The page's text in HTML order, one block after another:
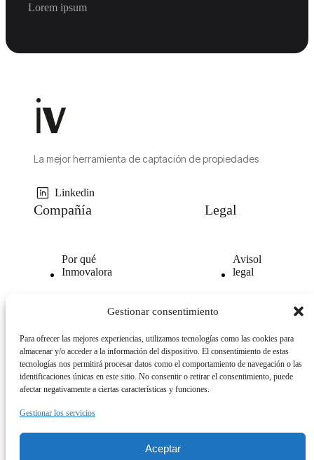
Gestionar consentimiento
Para ofrecer las mejores experiencias, utilizamos tecnologías como las cookies para
almacenar y/o acceder a la información del dispositivo. El consentimiento de estas
tecnologías nos permitirá procesar datos como el comportamiento de navegación o las
identificaciones únicas en este sitio. No consentir o retirar el consentimiento, puede
afectar negativamente a ciertas características y funciones.
Gestionar los servicios
Aceptar
Lorem ipsum
La mejor herramienta de captación de propiedades
Linkedin
Compañía
Por qué
Inmovalora
Opiniones
clientes
Legal
Avisol
legal
Politica
de
cookies
© 2026. All Rights Reserved.